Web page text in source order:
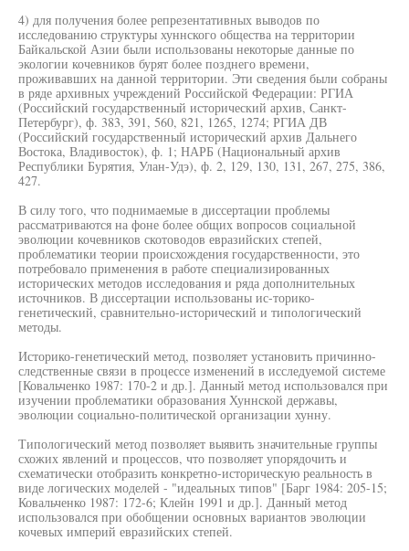
4) для получения более репрезентативных выводов по
исследованию структуры хуннского общества на территории
Байкальской Азии были использованы некоторые данные по
экологии кочевников бурят более позднего времени,
проживавших на данной территории. Эти сведения были собраны
в ряде архивных учреждений Российской Федерации: РГИА
(Российский государственный исторический архив, Санкт-
Петербург), ф. 383, 391, 560, 821, 1265, 1274; РГИА ДВ
(Российский государственный исторический архив Дальнего
Востока, Владивосток), ф. 1; НАРБ (Национальный архив
Республики Бурятия, Улан-Удэ), ф. 2, 129, 130, 131, 267, 275, 386,
427.
В силу того, что поднимаемые в диссертации проблемы
рассматриваются на фоне более общих вопросов социальной
эволюции кочевников скотоводов евразийских степей,
проблематики теории происхождения государственности, это
потребовало применения в работе специализированных
исторических методов исследования и ряда дополнительных
источников. В диссертации использованы ис-торико-
генетический, сравнительно-исторический и типологический
методы.
Историко-генетический метод, позволяет установить причинно-
следственные связи в процессе изменений в исследуемой системе
[Ковальченко 1987: 170-2 и др.]. Данный метод использовался при
изучении проблематики образования Хуннской державы,
эволюции социально-политической организации хунну.
Типологический метод позволяет выявить значительные группы
схожих явлений и процессов, что позволяет упорядочить и
схематически отобразить конкретно-историческую реальность в
виде логических моделей - "идеальных типов" [Барг 1984: 205-15;
Ковальченко 1987: 172-6; Клейн 1991 и др.]. Данный метод
использовался при обобщении основных вариантов эволюции
кочевых империй евразийских степей.